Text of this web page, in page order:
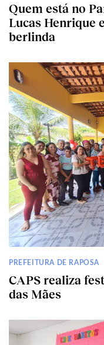
Quem está no
Lucas Henrique
berlinda
PREFEITURA DE RAPOSA
CAPS realiza
das Mães